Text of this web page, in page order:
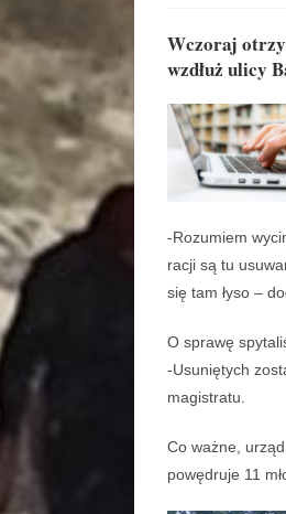
Wczoraj
wzdłuż ulicy
-Rozumiem
racji są tu
się tam łyso –
O sprawę
-Usuniętych
magistratu.
Co ważne,
powędruje 11